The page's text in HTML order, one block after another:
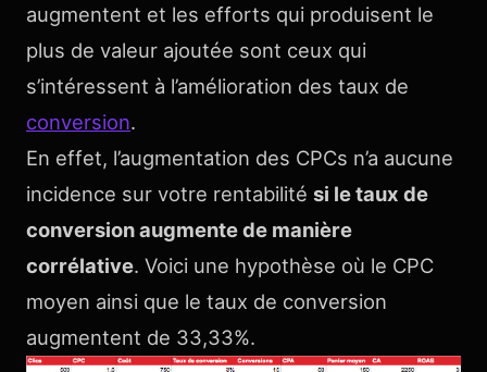
augmentent et les efforts qui produisent le
plus de valeur ajoutée sont ceux qui
s’intéressent à l’amélioration des taux de
conversion.
En effet, l’augmentation des CPCs n’a aucune
incidence sur votre rentabilité si le taux de
conversion augmente de manière
corrélative. Voici une hypothèse où le CPC
moyen ainsi que le taux de conversion
augmentent de 33,33%.